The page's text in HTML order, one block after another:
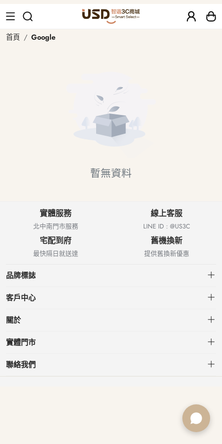
Google 二手、福利品｜USD 智選二
首頁 Google
暫無資料
實體服務
北中南門市服務
線上客服
LINE ID : @US3C
宅配到府
最快隔日就送達
舊機換新
提供舊換新優惠
品牌標誌
客戶中心
會員中心
關於
關於US3C
實體門市
台北小南門店
台北南港店
聯絡我們